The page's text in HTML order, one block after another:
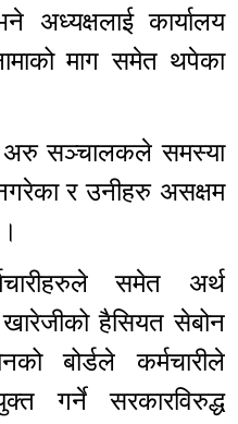
अध्यक्षलाई कार्यालय
माग समेत थपेका
अरु सञ्चालकले समस्या
र उनीहरु असक्षम
समेत अर्थ
हैसियत सेबोन
बोर्डले कर्मचारीले
गर्ने सरकारविरुद्ध